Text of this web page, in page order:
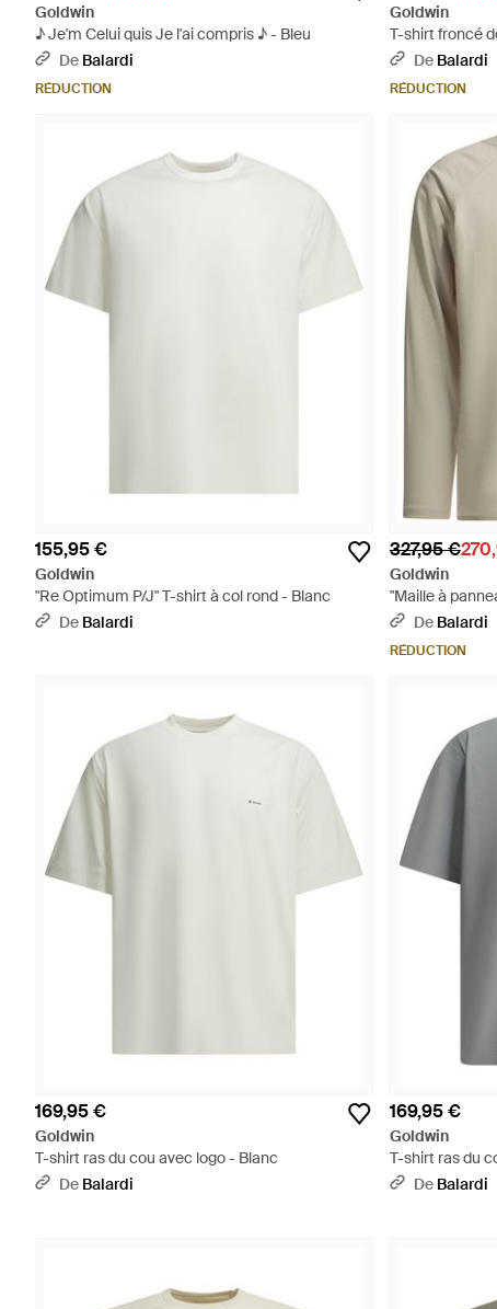
Goldwin
♪ Je'm Celui quis Je l'ai compris ♪ - Bleu
De Balardi
RÉDUCTION
Goldwin
T-shirt froncé
De Balardi
RÉDUCTION
155,95 €
Goldwin
"Re Optimum P/J" T-shirt à col rond - Blanc
De Balardi
327,95 €
Goldwin
"Maille à
Neutre
De Balardi
RÉDUCTION
169,95 €
Goldwin
T-shirt ras du cou avec logo - Blanc
De Balardi
169,95 €
Goldwin
T-shirt ras du
De Balardi